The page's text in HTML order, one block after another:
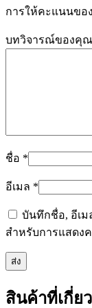
การให้คะแนนข
บทวิจารณ์ของคุณ
ชื่อ *
อีเมล *
บันทึกชื่อ, อีเม
สำหรับการแสดง
สินค้าที่เกี่ย